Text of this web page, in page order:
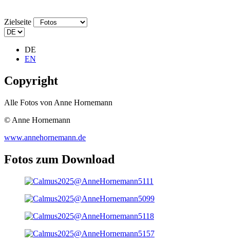
Zielseite
DE
EN
Copyright
Alle Fotos von Anne Hornemann
© Anne Hornemann
www.annehornemann.de
Fotos zum Download